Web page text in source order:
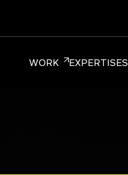
WORK EXPERTISES